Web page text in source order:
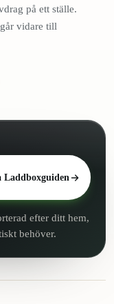
på ett ställe.
vidare till
Laddboxguiden
efter ditt hem,
behöver.